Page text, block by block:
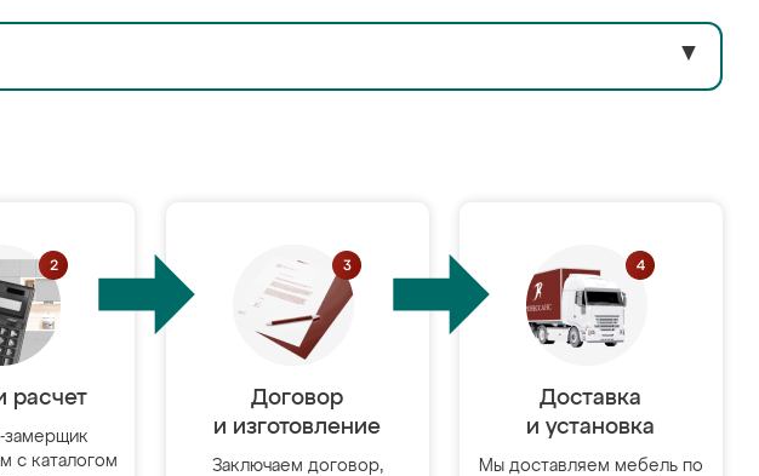
▼
расчет
замерщик
с каталогом
Договор
и изготовление
Заключаем договор,
Доставка
и установка
Мы доставляем мебель по